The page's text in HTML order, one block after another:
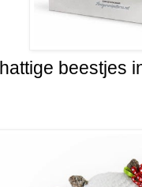
beestjes